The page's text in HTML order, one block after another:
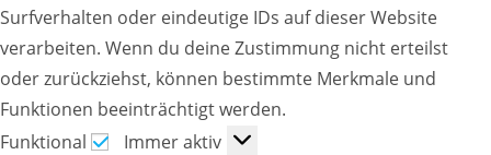
Surfverhalten oder eindeutige IDs auf dieser Website
verarbeiten. Wenn du deine Zustimmung nicht erteilst
oder zurückziehst, können bestimmte Merkmale und
Funktionen beeinträchtigt werden.
Funktional
Immer aktiv